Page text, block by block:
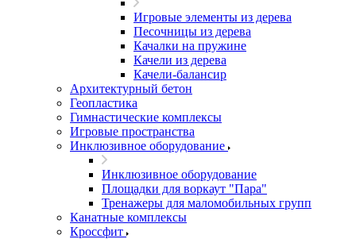
Игровые элементы из дерева
Песочницы из дерева
Качалки на пружине
Качели из дерева
Качели-балансир
Архитектурный бетон
Геопластика
Гимнастические комплексы
Игровые пространства
Инклюзивное оборудование
Инклюзивное оборудование
Площадки для воркаут "Пара"
Тренажеры для маломобильных групп
Канатные комплексы
Кроссфит